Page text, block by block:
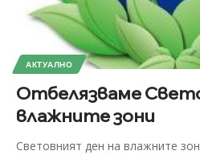
АКТУАЛНО
Отбелязваме
влажните зони
Световният ден на влажните